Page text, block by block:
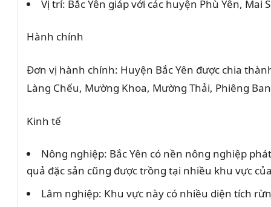
Vị trí: Bắc Yên giáp với các huyện Phù Yên,
Hành chính
Đơn vị hành chính: Huyện Bắc Yên được chia
Làng Chếu, Mường Khoa, Mường Thải, Phiêng
Kinh tế
Nông nghiệp: Bắc Yên có nền nông nghiệp
quả đặc sản cũng được trồng tại nhiều khu vực
Lâm nghiệp: Khu vực này có nhiều diện tích